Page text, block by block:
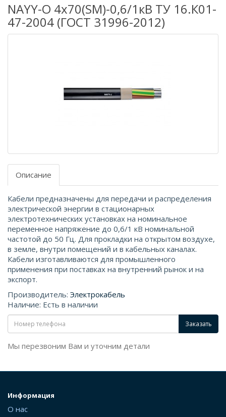
NAYY-O 4х70(SM)-0,6/1кВ ТУ 16.К01-
47-2004 (ГОСТ 31996-2012)
Описание
Кабели предназначены для передачи и распределения
электрической энергии в стационарных
электротехнических установках на номинальное
переменное напряжение до 0,6/1 кВ номинальной
частотой до 50 Гц. Для прокладки на открытом воздухе,
в земле, внутри помещений и в кабельных каналах.
Кабели изготавливаются для промышленного
применения при поставках на внутренний рынок и на
экспорт.
Производитель: Электрокабель
Наличие: Есть в наличии
Заказать
Мы перезвоним Вам и уточним детали
Информация
О нас